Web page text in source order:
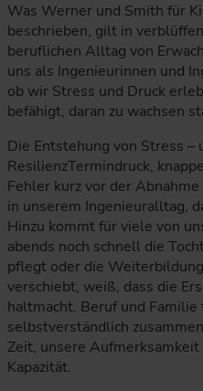
Was Werner und Smith für
beschrieben, gilt in
beruflichen Alltag von
uns als Ingenieurinnen und
ob wir Stress und Druck
befähigt, daran zu wachsen
Die Entstehung von Stress –
ResilienzTermindruck,
Fehler kurz vor der
in unserem Ingenieuralltag,
Hinzu kommt für viele von
abends noch schnell die
pflegt oder die
verschiebt, weiß, dass die
haltmacht. Beruf und Familie
selbstverständlich
Zeit, unsere
Kapazität.